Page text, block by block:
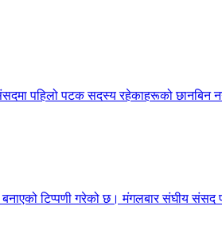
संसदमा पहिलो पटक सदस्य रहेकाहरूको
टिप्पणी गरेको छ। मंगलबार संघीय